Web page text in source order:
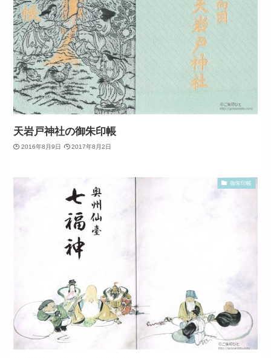
天岩戸神社の御朱印帳
2016年8月9日 2017年8月2日
御朱印帳